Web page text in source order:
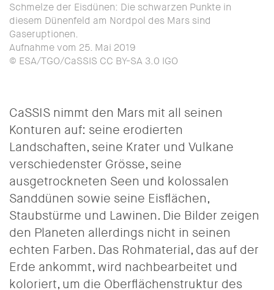
Schmelze der Eisdünen: Die schwarzen Punkte in
diesem Dünenfeld am Nordpol des Mars sind
Gaseruptionen.
Aufnahme vom 25. Mai 2019
© ESA/TGO/CaSSIS CC BY-SA 3.0 IGO
CaSSIS nimmt den Mars mit all seinen
Konturen auf: seine erodierten
Landschaften, seine Krater und Vulkane
verschiedenster Grösse, seine
ausgetrockneten Seen und kolossalen
Sanddünen sowie seine Eisflächen,
Staubstürme und Lawinen. Die Bilder zeigen
den Planeten allerdings nicht in seinen
echten Farben. Das Rohmaterial, das auf der
Erde ankommt, wird nachbearbeitet und
koloriert, um die Oberflächenstruktur des